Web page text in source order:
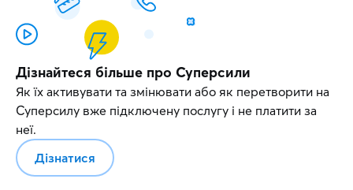
Дізнайтеся більше про Суперсили
Як їх активувати та змінювати або як перетворити на
Суперсилу вже підключену послугу і не платити за
неї.
Дізнатися